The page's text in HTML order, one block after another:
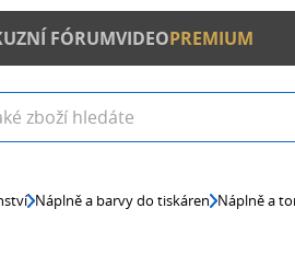
FÓRUMVIDEOPREMIUM
Náplně a barvy do tiskáren Náplně a